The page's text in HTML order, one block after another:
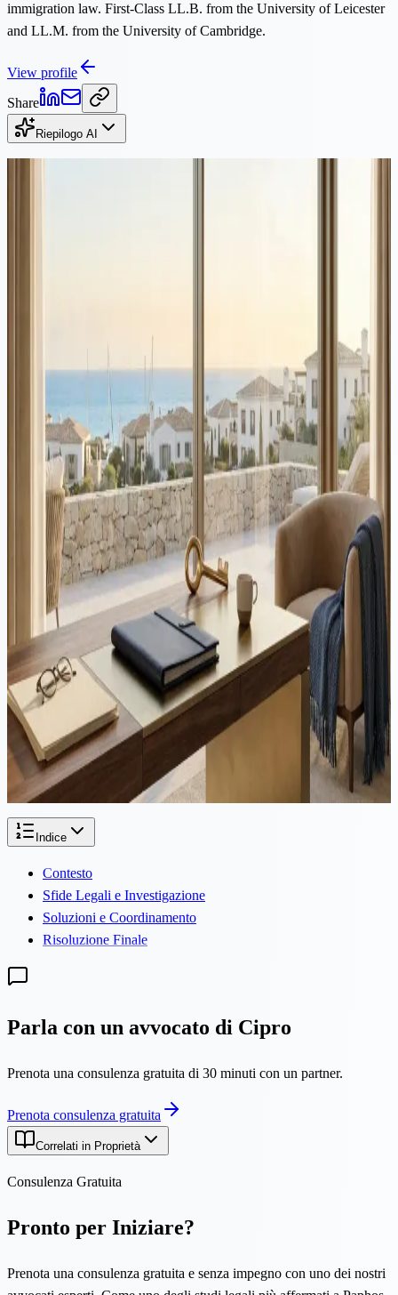
immigration law. First-Class LL.B. from the University of Leicester
and LL.M. from the University of Cambridge.
View profile
Share
Riepilogo AI
per qualificarsi per la residenza permanente accelerata. Questa guida
copre entrambi i processi insieme: acquisto di proprietà e domanda
di residenza permanente, con costi, tempistiche ed errori comuni da
Proprietà 3 min di lettura
Comproprietà di Immobili a Cipro: Problemi e Soluzioni Legali
A Cipro, una parte significativa degli immobili è posseduta
congiuntamente da due o più individui. Questo di solito avviene
tramite eredità, donazioni a quote uguali, acquisti congiunti ecc.
Mentre...
Proprietà· 5 min di lettura
Cipro sblocca migliaia di casi bloccati di domande di Acquirenti
Intrappolati attraverso una riforma legale storica
In una mossa storica per affrontare una delle sfide immobiliari più
persistenti di Cipro, la Camera dei Rappresentanti ha approvato
all'unanimità una legge di emendamento che risolve efficacemente
migliaia di casi di acquirenti intrappolati...
Indice
Contesto
Sfide Legali e Investigazione
Soluzioni e Coordinamento
Risoluzione Finale
Parla con un avvocato di Cipro
Prenota una consulenza gratuita di 30 minuti con un partner.
Prenota consulenza gratuita
Correlati in Proprietà
Consulenza Gratuita
Pronto per Iniziare?
Prenota una consulenza gratuita e senza impegno con uno dei nostri